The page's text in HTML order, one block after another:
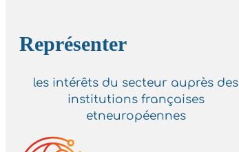
Représenter
les intérêts du secteur auprès des
institutions françaises
etneuropéennes